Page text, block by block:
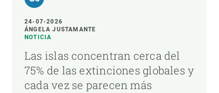
24-07-2026
ÁNGELA JUSTAMANTE
NOTICIA
Las islas concentran cerca del
75% de las extinciones globales y
cada vez se parecen más